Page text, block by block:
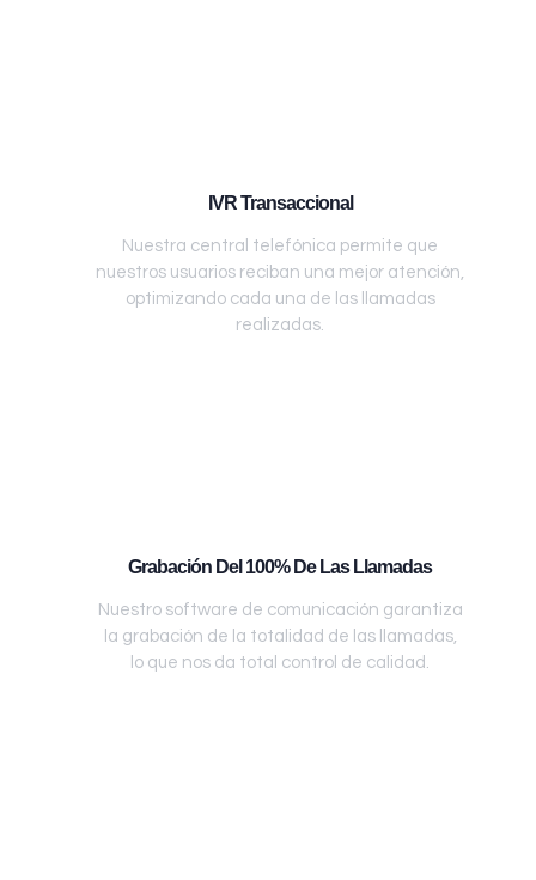
IVR Transaccional
Nuestra central telefónica permite que
nuestros usuarios reciban una mejor atención,
optimizando cada una de las llamadas
realizadas.
Grabación Del 100% De Las Llamadas
Nuestro software de comunicación garantiza
la grabación de la totalidad de las llamadas,
lo que nos da total control de calidad.